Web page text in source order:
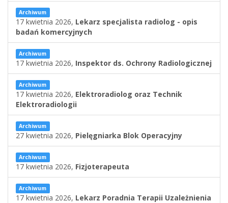
Archiwum
17 kwietnia 2026, Lekarz specjalista radiolog - opis
badań komercyjnych
Archiwum
17 kwietnia 2026, Inspektor ds. Ochrony Radiologicznej
Archiwum
17 kwietnia 2026, Elektroradiolog oraz Technik
Elektroradiologii
Archiwum
27 kwietnia 2026, Pielęgniarka Blok Operacyjny
Archiwum
17 kwietnia 2026, Fizjoterapeuta
Archiwum
17 kwietnia 2026, Lekarz Poradnia Terapii Uzależnienia